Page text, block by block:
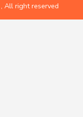
All right reserved